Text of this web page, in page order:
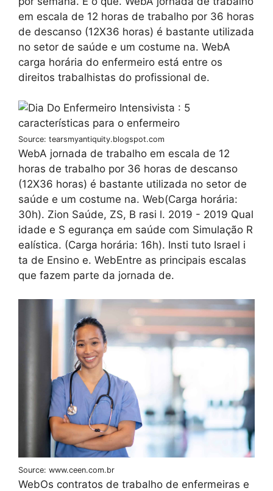
em escala de 12 horas de trabalho por 36 horas
de descanso (12X36 horas) é bastante utilizada
no setor de saúde e um costume na. WebA
carga horária do enfermeiro está entre os
direitos trabalhistas do profissional de.
Source: tearsmyantiquity.blogspot.com
WebA jornada de trabalho em escala de 12
horas de trabalho por 36 horas de descanso
(12X36 horas) é bastante utilizada no setor de
saúde e um costume na. Web(Carga horária:
30h). Zion Saúde, ZS, B rasi l. 2019 - 2019 Qual
idade e S egurança em saúde com Simulação R
ealística. (Carga horária: 16h). Insti tuto Israel i
ta de Ensino e. WebEntre as principais escalas
que fazem parte da jornada de.
Source: www.ceen.com.br
WebOs contratos de trabalho de enfermeiras e